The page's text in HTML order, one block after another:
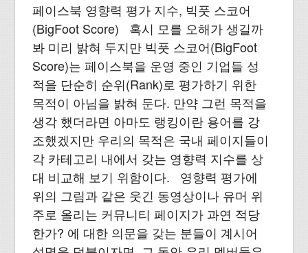
페이스북 영향력 평가 지수, 빅풋 스코어
(BigFoot Score) 혹시 모를 오해가 생길까
봐 미리 밝혀 두지만 빅풋 스코어(BigFoot
Score)는 페이스북을 운영 중인 기업들 성
적을 단순히 순위(Rank)로 평가하기 위한
목적이 아님을 밝혀 둔다. 만약 그런 목적을
생각 했더라면 아마도 랭킹이란 용어를 강
조했겠지만 우리의 목적은 국내 페이지들이
각 카테고리 내에서 갖는 영향력 지수를 상
대 비교해 보기 위함이다. 영향력 평가에
위의 그림과 같은 웃긴 동영상이나 유머 위
주로 올리는 커뮤니티 페이지가 과연 적당
한가? 에 대한 의문을 갖는 분들이 계시어